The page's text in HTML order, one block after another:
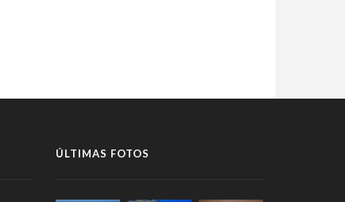
ÚLTIMAS FOTOS